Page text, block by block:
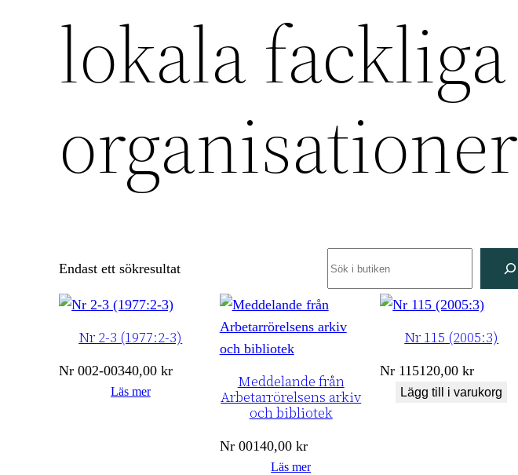
lokala fackliga
organisationer
Endast ett sökresultat
Nr 2-3 (1977:2-3)
Nr 002-00340,00kr
Läs mer
Meddelande från
Arbetarrörelsens arkiv
och bibliotek
Nr 00140,00 kr
Läs mer
Nr 115 (2005:3)
Nr 115120,00kr
Lägg till i varukorg